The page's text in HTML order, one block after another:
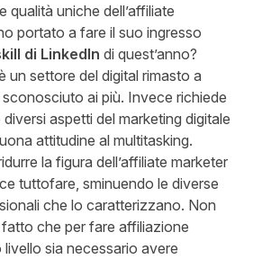
qualità uniche dell’affiliate
portato a fare il suo ingresso
di LinkedIn di quest’anno?
un settore del digital rimasto a
ai più. Invece richiede
aspetti del marketing digitale
attitudine al multitasking.
la figura dell’affiliate marketer
tuttofare, sminuendo le diverse
che lo caratterizzano. Non
fatto che per fare affiliazione
sia necessario avere